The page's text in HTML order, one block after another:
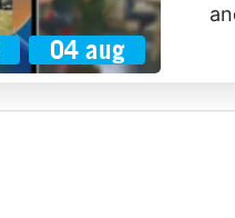
04 aug